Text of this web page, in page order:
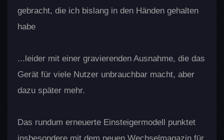
gebracht, die ich bislang in den Händen gehalten
habe
...leider mit einer gravierenden Ausnahme, die das
Gerät für viele Nutzer unbrauchbar macht, aber
dazu später mehr.
Das rundum erneuerte Einsteigermodell punktet
insbesondere mit dem neuen Wechselmagazin für